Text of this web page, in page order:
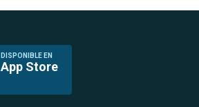
DISPONIBLE EN
App Store